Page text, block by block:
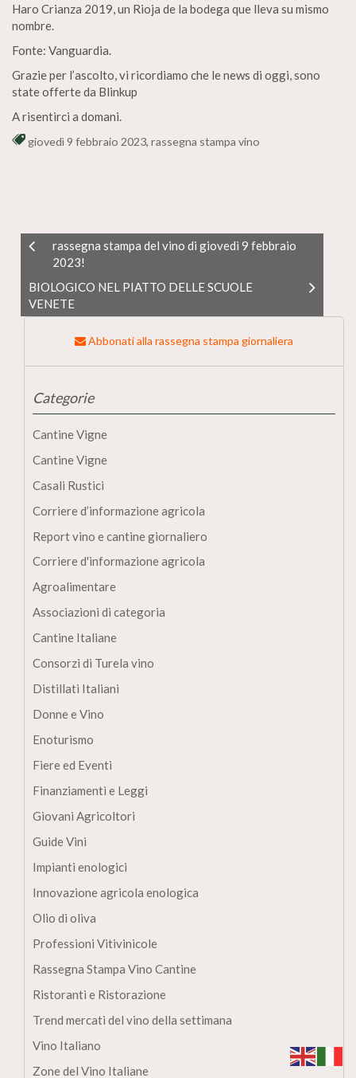
Haro Crianza 2019, un Rioja de la bodega que lleva su mismo
nombre.
Fonte: Vanguardia.
Grazie per l’ascolto, vi ricordiamo che le news di oggi, sono
state offerte da Blinkup
A risentirci a domani.
giovedì 9 febbraio 2023, rassegna stampa vino
rassegna stampa del vino di giovedì 9 febbraio
2023!
BIOLOGICO NEL PIATTO DELLE SCUOLE
VENETE
Abbonati alla rassegna stampa giornaliera
Categorie
Cantine Vigne
Cantine Vigne
Casali Rustici
Corriere d’informazione agricola
Report vino e cantine giornaliero
Corriere d'informazione agricola
Agroalimentare
Associazioni di categoria
Cantine Italiane
Consorzi di Turela vino
Distillati Italiani
Donne e Vino
Enoturismo
Fiere ed Eventi
Finanziamenti e Leggi
Giovani Agricoltori
Guide Vini
Impianti enologici
Innovazione agricola enologica
Olio di oliva
Professioni Vitivinicole
Rassegna Stampa Vino Cantine
Ristoranti e Ristorazione
Trend mercati del vino della settimana
Vino Italiano
Zone del Vino Italiane